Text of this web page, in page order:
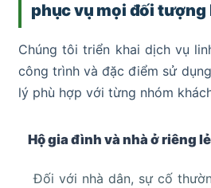
phục vụ mọi đối tượng
Chúng tôi triển khai dịch vụ
công trình và đặc điểm sử
lý phù hợp với từng nhóm
Hộ gia đình và nhà ở riêng lẻ
Đối với nhà dân, sự cố